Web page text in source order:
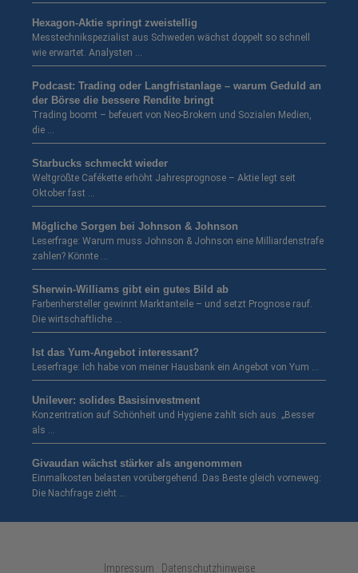
Hexagon-Aktie springt zweistellig
Messtechnikspezialist aus Schweden wächst doppelt so schnell
wie erwartet. Analysten …
Podcast: Trading oder Langfristanlage – warum Geduld an
der Börse die bessere Rendite bringt
Trading boomt – befeuert von Neo-Brokern und Sozialen Medien,
die …
Starbucks schmeckt wieder
Weltgrößte Cafékette erhöht Jahresprognose – Aktie legt seit
Oktober fast …
Mögliche Sorgen bei Johnson & Johnson
Leserfrage: Warum muss Johnson & Johnson eine Milliardenstrafe
zahlen? Könnte …
Sherwin-Williams gibt ein gutes Bild ab
Farbenhersteller gewinnt Marktanteile – und setzt Prognose rauf.
Die wirtschaftliche …
Ist das Yum-Angebot interessant?
Leserfrage: Ich habe von meiner Hausbank ein Angebot von Yum …
Unilever: solides Basisinvestment
Konzentration auf Schönheit und Hygiene zahlt sich aus. „Besser
als …
Givaudan wächst stärker als angenommen
Einmalkosten belasten vorübergehend. Das Beste gleich vorneweg:
Die Nachfrage zieht …
Impressum · Datenschutzhinweise